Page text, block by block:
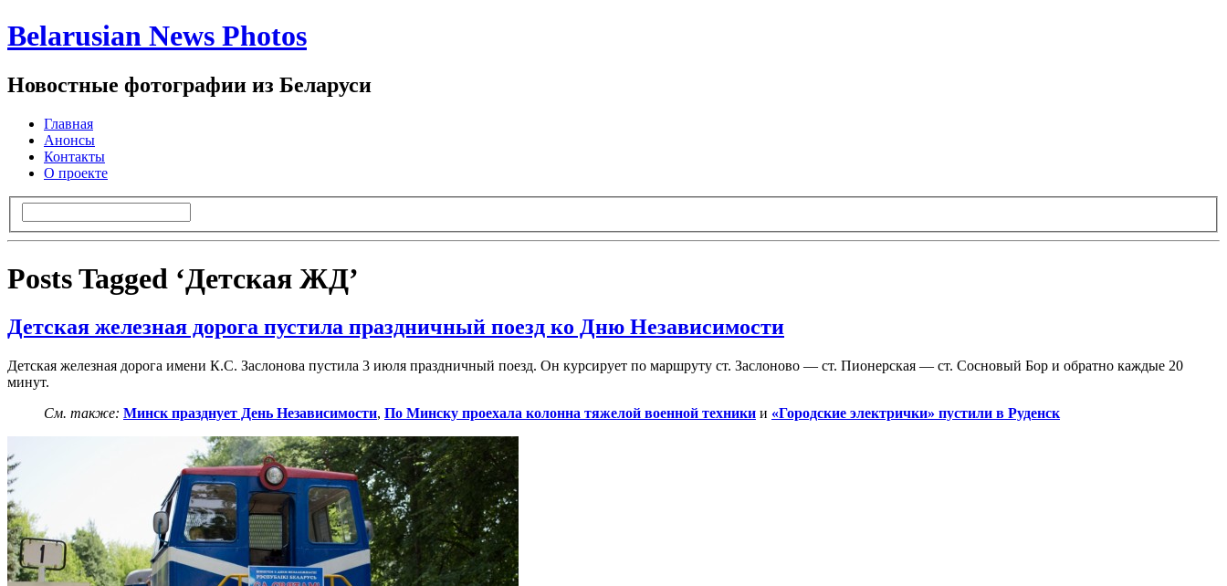
Belarusian News Photos
Новостные фотографии из Беларуси
Главная
Анонсы
Контакты
О проекте
Posts Tagged ‘Детская ЖД’
Детская железная дорога пустила праздничный поезд ко Дню Независимости
Детская железная дорога имени К.С. Заслонова пустила 3 июля праздничный поезд. Он курсирует по маршруту ст. Заслоново — ст. Пионерская — ст. Сосновый Бор и обратно каждые 20
минут.
См. также: Минск празднует День Независимости, По Минску проехала колонна тяжелой военной техники и «Городские электрички» пустили в Руденск